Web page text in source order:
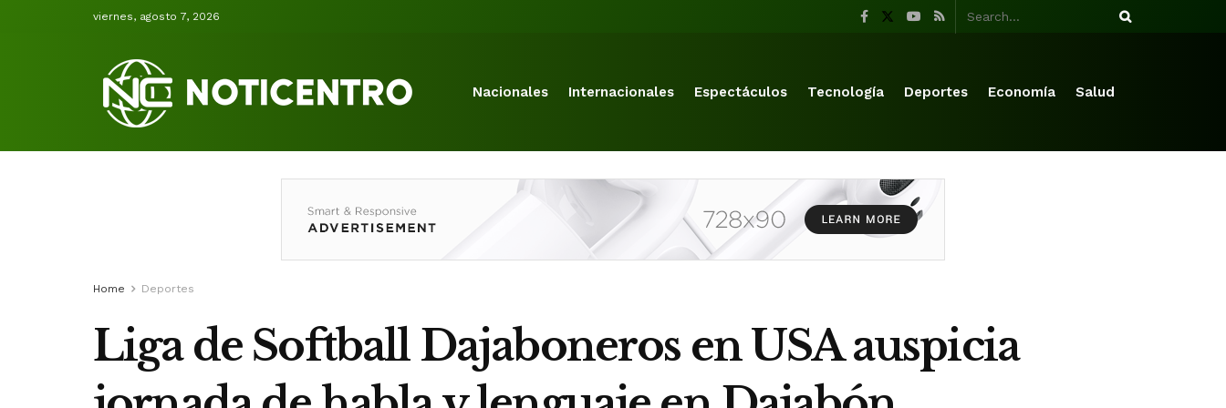
viernes, agosto 7, 2026
Nacionales Internacionales Espectáculos Tecnología Deportes Economía Salud
Home Deportes
Liga de Softball Dajaboneros en USA auspicia